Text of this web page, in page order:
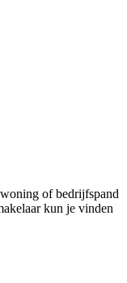
of bedrijfspand
kun je vinden